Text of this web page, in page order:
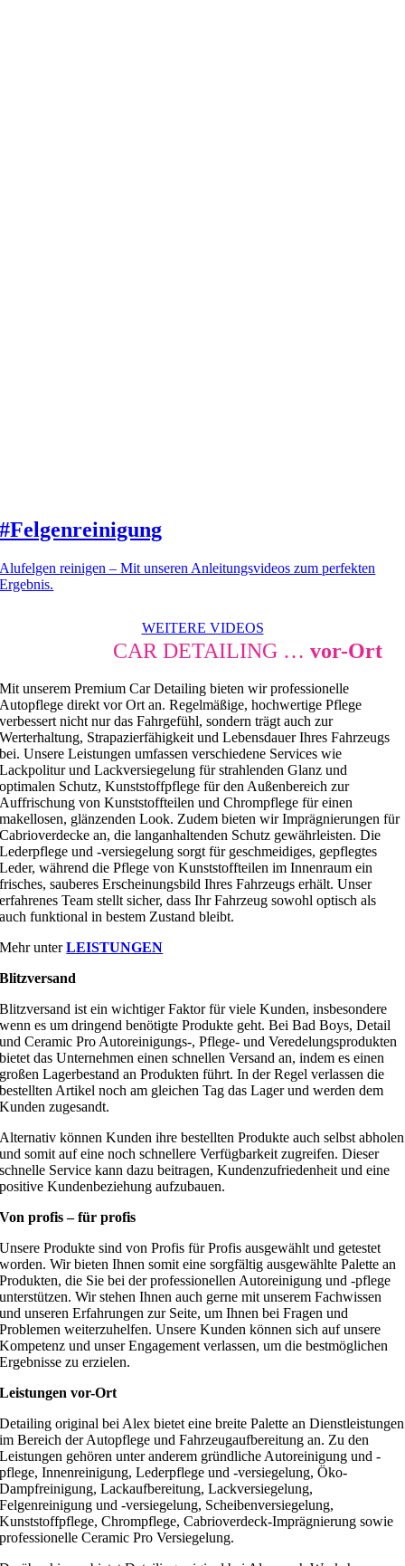
#Felgenreinigung
Alufelgen reinigen – Mit unseren Anleitungsvideos zum perfekten
Ergebnis.
WEITERE VIDEOS
CAR DETAILING … vor-Ort
Mit unserem Premium Car Detailing bieten wir professionelle
Autopflege direkt vor Ort an. Regelmäßige, hochwertige Pflege
verbessert nicht nur das Fahrgefühl, sondern trägt auch zur
Werterhaltung, Strapazierfähigkeit und Lebensdauer Ihres Fahrzeugs
bei. Unsere Leistungen umfassen verschiedene Services wie
Lackpolitur und Lackversiegelung für strahlenden Glanz und
optimalen Schutz, Kunststoffpflege für den Außenbereich zur
Auffrischung von Kunststoffteilen und Chrompflege für einen
makellosen, glänzenden Look. Zudem bieten wir Imprägnierungen für
Cabrioverdecke an, die langanhaltenden Schutz gewährleisten. Die
Lederpflege und -versiegelung sorgt für geschmeidiges, gepflegtes
Leder, während die Pflege von Kunststoffteilen im Innenraum ein
frisches, sauberes Erscheinungsbild Ihres Fahrzeugs erhält. Unser
erfahrenes Team stellt sicher, dass Ihr Fahrzeug sowohl optisch als
auch funktional in bestem Zustand bleibt.
Mehr unterLEISTUNGEN
Blitzversand
Blitzversand ist ein wichtiger Faktor für viele Kunden, insbesondere
wenn es um dringend benötigte Produkte geht. Bei Bad Boys, Detail
und Ceramic Pro Autoreinigungs-, Pflege- und Veredelungsprodukten
bietet das Unternehmen einen schnellen Versand an, indem es einen
großen Lagerbestand an Produkten führt. In der Regel verlassen die
bestellten Artikel noch am gleichen Tag das Lager und werden dem
Kunden zugesandt.
Alternativ können Kunden ihre bestellten Produkte auch selbst abholen
und somit auf eine noch schnellere Verfügbarkeit zugreifen. Dieser
schnelle Service kann dazu beitragen, Kundenzufriedenheit und eine
positive Kundenbeziehung aufzubauen.
Von profis – für profis
Unsere Produkte sind von Profis für Profis ausgewählt und getestet
worden. Wir bieten Ihnen somit eine sorgfältig ausgewählte Palette an
Produkten, die Sie bei der professionellen Autoreinigung und -pflege
unterstützen. Wir stehen Ihnen auch gerne mit unserem Fachwissen
und unseren Erfahrungen zur Seite, um Ihnen bei Fragen und
Problemen weiterzuhelfen. Unsere Kunden können sich auf unsere
Kompetenz und unser Engagement verlassen, um die bestmöglichen
Ergebnisse zu erzielen.
Leistungen vor-Ort
Detailing original bei Alex bietet eine breite Palette an Dienstleistungen
im Bereich der Autopflege und Fahrzeugaufbereitung an. Zu den
Leistungen gehören unter anderem gründliche Autoreinigung und -
pflege, Innenreinigung, Lederpflege und -versiegelung, Öko-
Dampfreinigung, Lackaufbereitung, Lackversiegelung,
Felgenreinigung und -versiegelung, Scheibenversiegelung,
Kunststoffpflege, Chrompflege, Cabrioverdeck-Imprägnierung sowie
professionelle Ceramic Pro Versiegelung.